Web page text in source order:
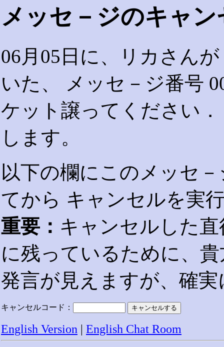
メッセ－ジのキャ
06月05日に、リカさん
いた、 メッセ－ジ番号
ケット譲ってください
します。
以下の欄にこのメッセ
てから キャンセルを実
重要： キャンセルした
に残っているために、
発言が見えますが、確
キャンセルコード：
English Version | English Chat Room